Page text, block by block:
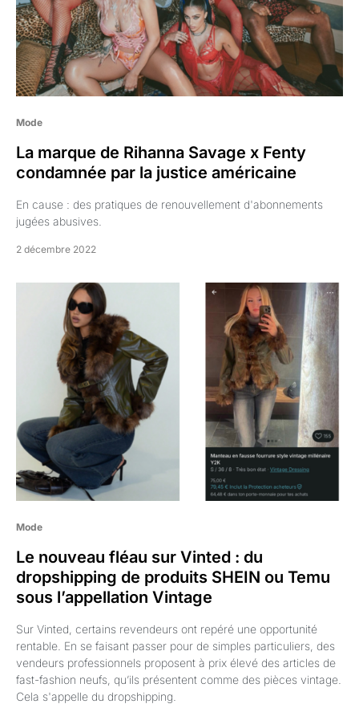
Mode
La marque de Rihanna Savage x Fenty
condamnée par la justice américaine
En cause : des pratiques de renouvellement d'abonnements
jugées abusives.
2 décembre 2022
Mode
Le nouveau fléau sur Vinted : du
dropshipping de produits SHEIN ou Temu
sous l’appellation Vintage
Sur Vinted, certains revendeurs ont repéré une opportunité
rentable. En se faisant passer pour de simples particuliers, des
vendeurs professionnels proposent à prix élevé des articles de
fast-fashion neufs, qu’ils présentent comme des pièces vintage.
Cela s'appelle du dropshipping.